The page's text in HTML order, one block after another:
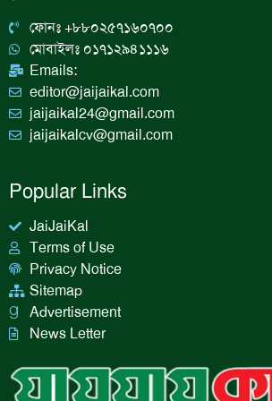
a
m
n
ফোনঃ +৮৮০২৫৭১৬০৭০০
মোবাইলঃ ০১৭১২৯৪১১১৬
Emails:
editor@jaijaikal.com
jaijaikal24@gmail.com
jaijaikalcv@gmail.com
Popular Links
JaiJaiKal
Terms of Use
Privacy Notice
Sitemap
Advertisement
News Letter